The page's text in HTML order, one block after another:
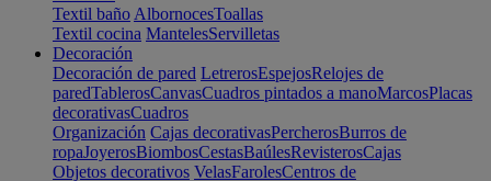
Textil baño AlbornocesToallas
Textil cocina MantelesServilletas
Decoración
Decoración de pared LetrerosEspejosRelojes de
paredTablerosCanvasCuadros pintados a manoMarcosPlacas
decorativasCuadros
Organización Cajas decorativasPercherosBurros de
ropaJoyerosBiombosCestasBaúlesRevisterosCajas
Objetos decorativos VelasFarolesCentros de